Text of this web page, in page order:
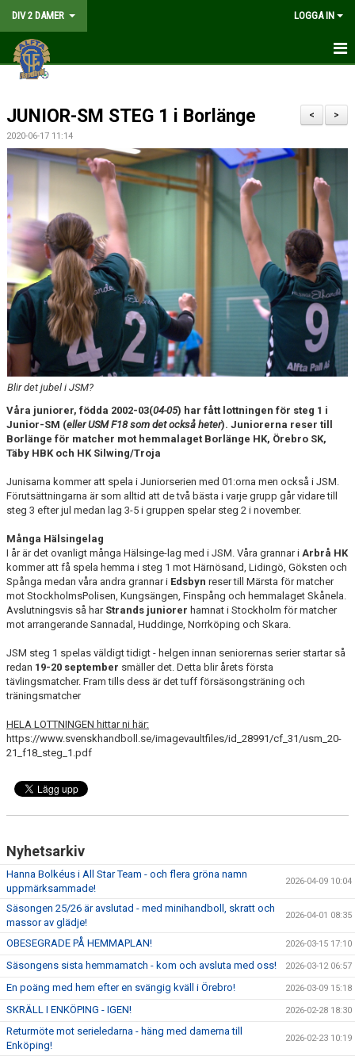
DIV 2 DAMER LOGGA IN
HEM
NYHETER
GÅ PÅ MATCH
KALENDER
TRUPPEN
DOKUMENT
KONTAKT
LIVESÄNDNING
TABELL
>
<
JUNIOR-SM STEG 1 i Borlänge
2020-06-17 11:14
Blir det jubel i JSM?
Våra juniorer, födda 2002-03(04-05) har fått lottningen för steg 1 i
Junior-SM (eller USM F18 som det också heter). Juniorerna reser till
Borlänge för matcher mot hemmalaget Borlänge HK, Örebro SK,
Täby HBK och HK Silwing/Troja
Junisarna kommer att spela i Juniorserien med 01:orna men också i JSM.
Förutsättningarna är som alltid att de två bästa i varje grupp går vidare till
steg 3 efter jul medan lag 3-5 i gruppen spelar steg 2 i november.
Många Hälsingelag
I år är det ovanligt många Hälsinge-lag med i JSM. Våra grannar i Arbrå HK
kommer att få spela hemma i steg 1 mot Härnösand, Lidingö, Göksten och
Spånga medan våra andra grannar i Edsbyn reser till Märsta för matcher
mot StockholmsPolisen, Kungsängen, Finspång och hemmalaget Skånela.
Avslutningsvis så harStrands juniorer hamnat i Stockholm för matcher
mot arrangerande Sannadal, Huddinge, Norrköping och Skara.
JSM steg 1 spelas väldigt tidigt - helgen innan seniorernas serier startar så
redan 19-20 september smäller det. Detta blir årets första
tävlingsmatcher. Fram tills dess är det tuff försäsongsträning och
träningsmatcher
HELA LOTTNINGEN hittar ni här:
https://www.svenskhandboll.se/imagevaultfiles/id_28991/cf_31/usm_20-
21_f18_steg_1.pdf
Nyhetsarkiv
Hanna Bolkéus i All Star Team - och flera gröna namn
uppmärksammade!
2026-04-09 10:04
Säsongen 25/26 är avslutad - med minihandboll, skratt och
massor av glädje!
2026-04-01 08:35
OBESEGRADE PÅ HEMMAPLAN! 2026-03-15 17:10
Säsongens sista hemmamatch - kom och avsluta med oss! 2026-03-12 06:57
En poäng med hem efter en svängig kväll i Örebro! 2026-03-09 15:18
SKRÄLL I ENKÖPING - IGEN! 2026-02-28 18:30
Returmöte mot serieledarna - häng med damerna till
Enköping!
2026-02-23 10:19